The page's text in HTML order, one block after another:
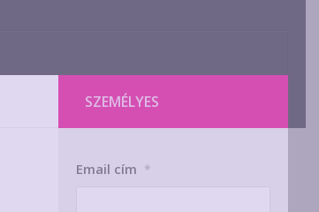
SZEMÉLYES
Email cím *